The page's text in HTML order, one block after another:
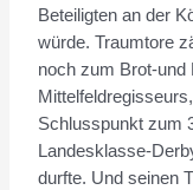
Beteiligten an der
würde. Traumtore
noch zum Brot-
Schlusspunkt zum
Landesklasse-
durfte. Und seinen